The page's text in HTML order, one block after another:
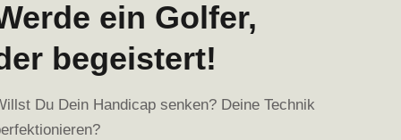
ein Golfer,
begeistert!
Du Dein Handicap senken? Deine Technik